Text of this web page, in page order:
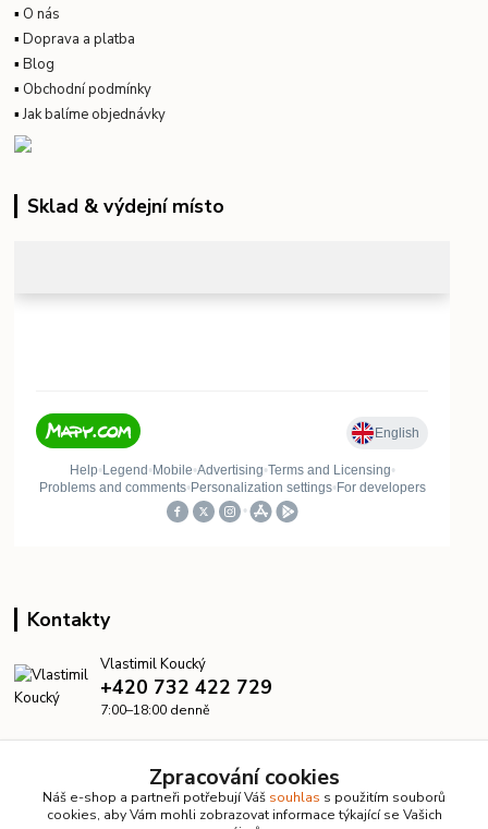
▪ O nás
▪Doprava a platba
▪Blog
▪ Obchodní podmínky
▪Jak balíme objednávky
Sklad & výdejní místo
Kontakty
Vlastimil Koucký
+420 732 422 729
7:00–18:00 denně
Zpracování cookies
Náš e-shop a partneři potřebují Váš souhlas s použitím souborů
cookies, aby Vám mohli zobrazovat informace týkající se Vašich